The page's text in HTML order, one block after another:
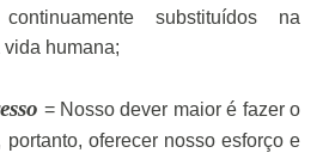
substituídos na
humana;
= Nosso dever maior é fazer o
oferecer nosso esforço e